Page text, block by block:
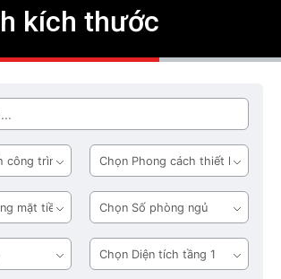
kích thước
Phong
cách
thiết
kế
Số
phòng
ngủ
Diện
tích